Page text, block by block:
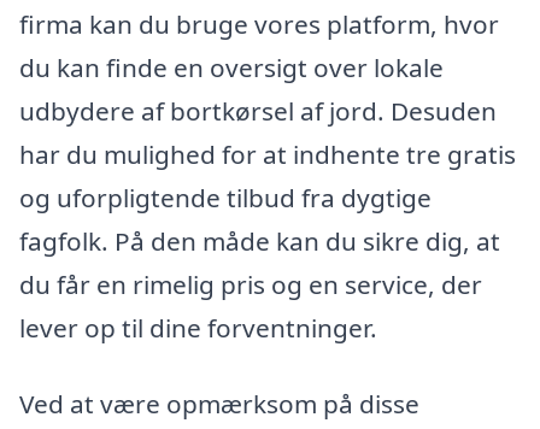
firma kan du bruge vores platform, hvor
du kan finde en oversigt over lokale
udbydere af bortkørsel af jord. Desuden
har du mulighed for at indhente tre gratis
og uforpligtende tilbud fra dygtige
fagfolk. På den måde kan du sikre dig, at
du får en rimelig pris og en service, der
lever op til dine forventninger.
Ved at være opmærksom på disse